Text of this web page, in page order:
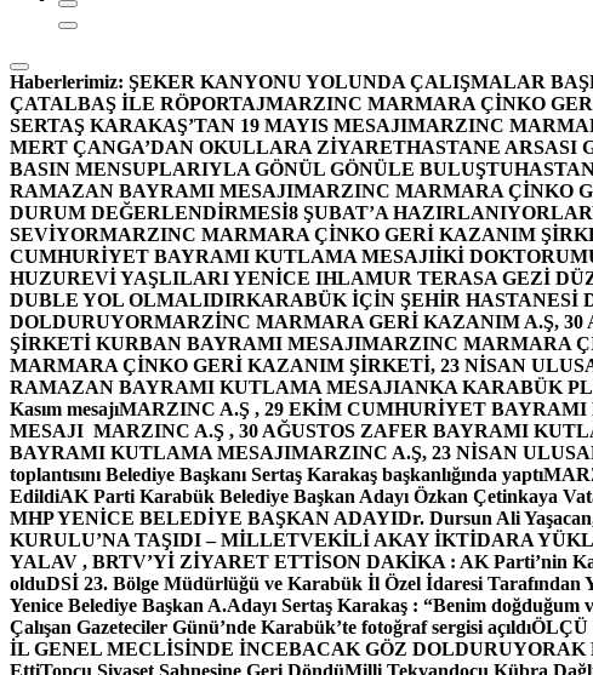
Haberlerimiz: ŞEKER KANYONU YOLUNDA ÇALIŞMALAR
ÇATALBAŞ İLE RÖPORTAJMARZINC MARMARA ÇİNKO
SERTAŞ KARAKAŞ’TAN 19 MAYIS MESAJIMARZINC
MERT ÇANGA’DAN OKULLARA ZİYARETHASTANE ARSASI
BASIN MENSUPLARIYLA GÖNÜL GÖNÜLE BULUŞTU
RAMAZAN BAYRAMI MESAJIMARZINC MARMARA ÇİNKO
DURUM DEĞERLENDİRMESİ8 ŞUBAT’A HAZIRLANIYORLAR
SEVİYORMARZINC MARMARA ÇİNKO GERİ KAZANIM
CUMHURİYET BAYRAMI KUTLAMA MESAJIİKİ
HUZUREVİ YAŞLILARI YENİCE IHLAMUR TERASA GEZİ
DUBLE YOL OLMALIDIRKARABÜK İÇİN ŞEHİR HASTANESİ
DOLDURUYORMARZİNC MARMARA GERİ KAZANIM A.Ş,
ŞİRKETİ KURBAN BAYRAMI MESAJIMARZINC MARMARA
MARMARA ÇİNKO GERİ KAZANIM ŞİRKETİ, 23 NİSAN
RAMAZAN BAYRAMI KUTLAMA MESAJIANKA KARABÜK
Kasım mesajıMARZINC A.Ş , 29 EKİM CUMHURİYET BAYRAMI
MESAJI MARZINC A.Ş , 30 AĞUSTOS ZAFER BAYRAMI
BAYRAMI KUTLAMA MESAJIMARZINC A.Ş, 23 NİSAN
toplantısını Belediye Başkanı Sertaş Karakaş başkanlığında yaptı
EdildiAK Parti Karabük Belediye Başkan Adayı Özkan Çetinkaya
MHP YENİCE BELEDİYE BAŞKAN ADAYIDr. Dursun Ali
KURULU’NA TAŞIDI – MİLLETVEKİLİ AKAY İKTİDARA
YALAV , BRTV’Yİ ZİYARET ETTİSON DAKİKA : AK Parti’nin
olduDSİ 23. Bölge Müdürlüğü ve Karabük İl Özel İdaresi Tarafından
Yenice Belediye Başkan A.Adayı Sertaş Karakaş : “Benim
Çalışan Gazeteciler Günü’nde Karabük’te fotoğraf sergisi açıldıÖLÇÜ
İL GENEL MECLİSİNDE İNCEBACAK GÖZ DOLDURUYORAK
EttiTopçu Siyaset Sahnesine Geri DöndüMilli Tekvandocu Kübra